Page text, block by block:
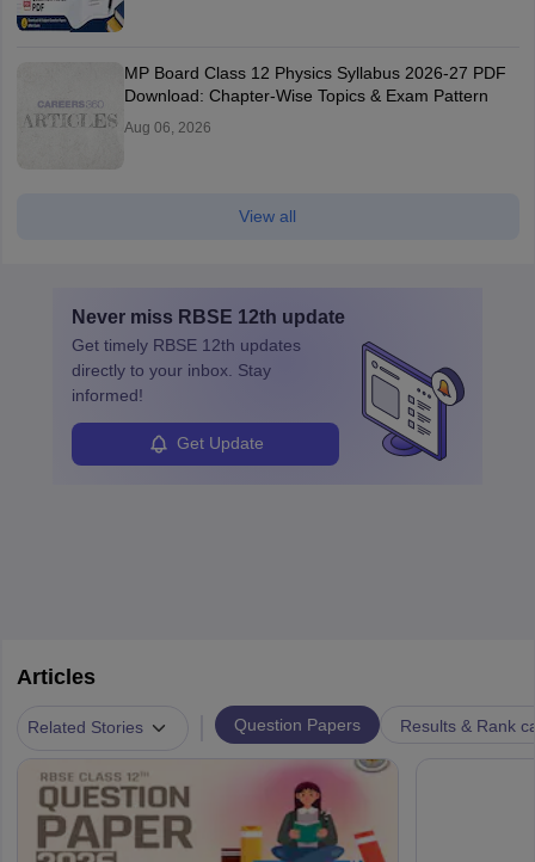
MP Board Class 12 Physics Syllabus 2026-27 PDF
Download: Chapter-Wise Topics & Exam Pattern
Aug 06, 2026
View all
Never miss RBSE 12th update
Get timely RBSE 12th updates
directly to your inbox. Stay
informed!
Get Update
Articles
Related Stories Question Papers Results & Rank